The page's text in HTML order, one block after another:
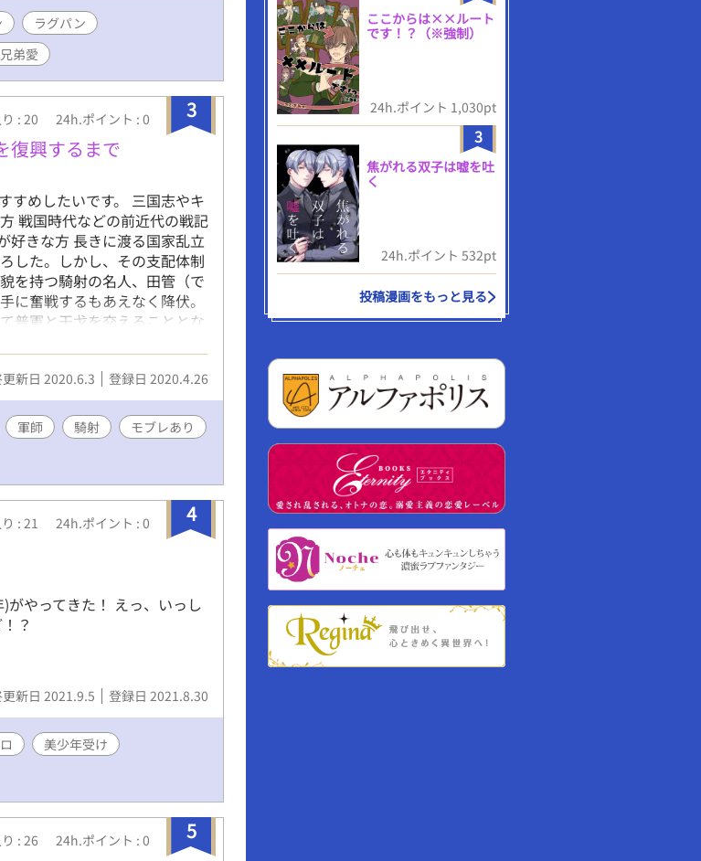
さん：スイミグスクールの中
ミグスクールの中学生選手コ
ビー部員 貴臣さん：S学園
園中等部の駅伝部、ラグビー
気相手 道太：S学園中等部の
水泳部 武蔵先輩：M学園の高
ラグパン
兄弟愛
3
: 20 24h.ポイント : 0
興するまで
すめしたいです。 三国志やキ
戦国時代などの前近代の戦記
好きな方 長きに渡る国家乱立
した。しかし、その支配体制
を持つ騎射の名人、田管（で
に奮戦するもあえなく降伏。
普軍と干戈を交えることとな
な仮面を着けた、騎射の名人
軍師の策が光り、仮面の騎兵
う、古代中国風架空戦記。
更新日 2020.6.3 登録日 2020.4.26
軍師 騎射
モブレあり
4
: 21 24h.ポイント : 0
やってきた！ えっ、いっし
？
更新日 2021.9.5 登録日 2021.8.30
美少年受け
5
: 26 24h.ポイント : 0
ここからは××ルート
です！？（※強制）
24h.ポイント 1,030pt
3
焦がれる双子は嘘を吐
く
24h.ポイント 532pt
投稿漫画をもっと見る